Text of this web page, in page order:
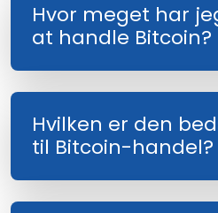
Hvor meget har
at handle Bitcoin?
Hvilken er den
til Bitcoin-handel?